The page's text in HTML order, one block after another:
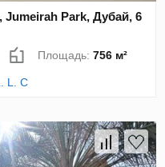
Park, Дубай, 6
Площадь:756 м²
L. C